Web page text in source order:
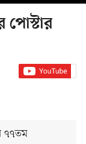
পোস্টার
৭৭তম